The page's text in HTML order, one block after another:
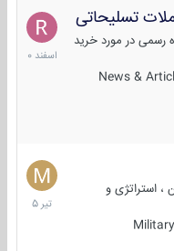
تسلیحاتی
در مورد خرید
News &
7
اسفند
1400
و
27
تیر
1405